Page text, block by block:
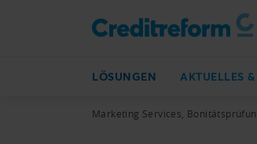
LÖSUNGEN AKTUELLES
Marketing Services,